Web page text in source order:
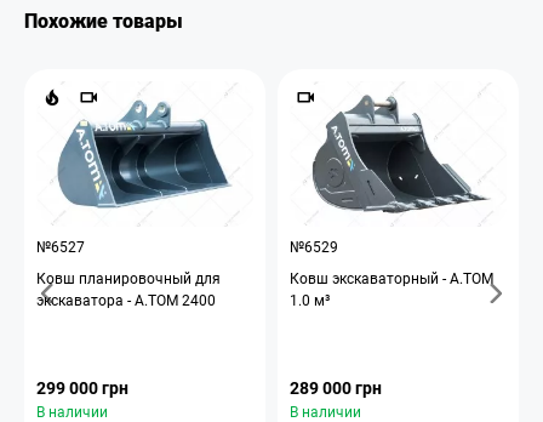
Похожие товары
№6527
Ковш планировочный для
экскаватора - А.ТОМ 2400
299 000 грн
В наличии
№6529
Ковш экскаваторный - A.TOM
1.0 м³
289 000 грн
В наличии